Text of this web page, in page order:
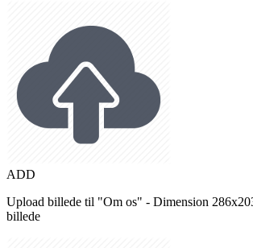
ADD
Upload billede til "Om os" - Dimension
billede